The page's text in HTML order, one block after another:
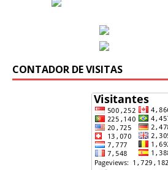
CONTADOR DE VISITAS